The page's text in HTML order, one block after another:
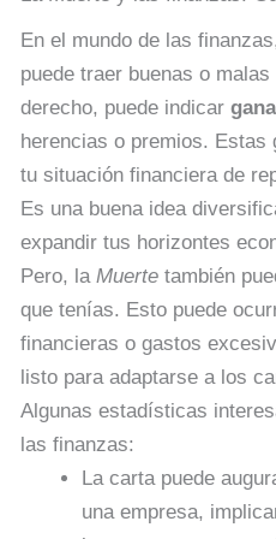
En el mundo de las
puede traer buenas o
derecho, puede indicar
herencias o premios. Estas
tu situación financiera de
Es una buena idea
expandir tus horizontes
Pero, la Muerte también
que tenías. Esto puede
financieras o gastos
listo para adaptarse a los
Algunas estadísticas
las finanzas:
La carta puede
una empresa,